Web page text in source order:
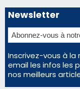
Éclipse du 12
d'un spectacle
Bastia – Le
avant le concert
En Corse, un
consommation